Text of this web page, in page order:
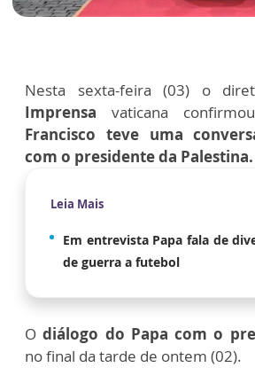
Nesta sexta-feira (03) o
Imprensa vaticana
Francisco teve uma
com o presidente da Palestina.
Leia Mais
Em entrevista Papa fala de
de guerra a futebol
Odiálogo do Papa com o
no final da tarde de ontem (02).